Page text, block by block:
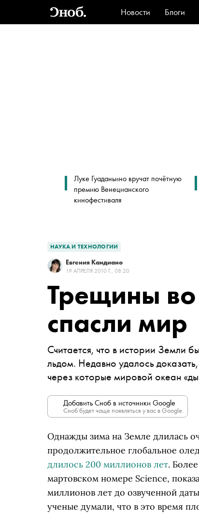
Новости Блоги
Стиль
Луке Гуаданьино вручат почётную
премию Венецианского
кинофестиваля
НАУКА И ТЕХНОЛОГИИ
Евгения Кандиано
19 АПРЕЛЯ 2010 Г., 08:20
Трещины
спасли мир
Считается, что в истории Земли
льдом. Недавно удалось
через которые мировой океан
Добавить Сноб в источники Google
Сноб будет чаще появляться у вас в Google.
Однажды зима на Земле длилась
продолжительное глобальное
длилось 200 миллионов лет.
мартовском номере Science,
миллионов лет до озвученной
ученые думали, что в это время